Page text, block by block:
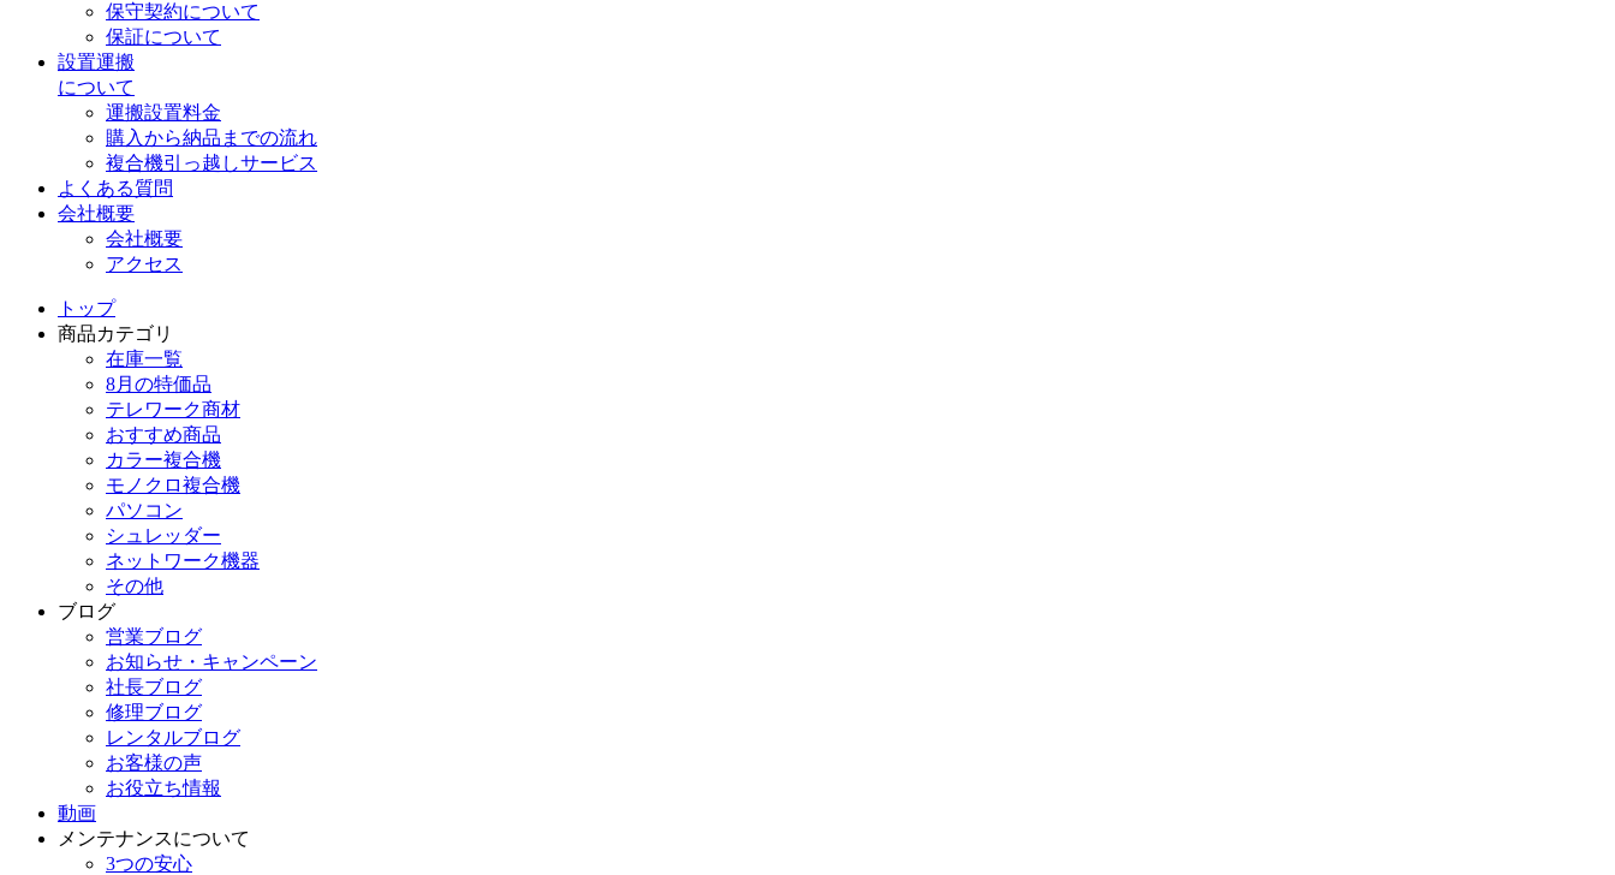
保守契約について
保証について
設置運搬
について
運搬設置料金
購入から納品までの流れ
複合機引っ越しサービス
よくある質問
会社概要
会社概要
アクセス
トップ
商品カテゴリ
在庫一覧
8月の特価品
テレワーク商材
おすすめ商品
カラー複合機
モノクロ複合機
パソコン
シュレッダー
ネットワーク機器
その他
ブログ
営業ブログ
お知らせ・キャンペーン
社長ブログ
修理ブログ
レンタルブログ
お客様の声
お役立ち情報
動画
メンテナンスについて
3つの安心